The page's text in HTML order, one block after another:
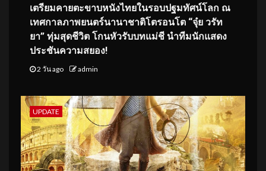
เตรียมคายตะขาบหนังไทยในรอบปฐมทัศน์โลก ณ
เทศกาลภาพยนตร์นานาชาติโตรอนโต “จุ๋ย วรัท
ยา” ทุ่มสุดชีวิต โกนหัวรับบทแม่ชี นำทีมนักแสดง
ประชันความสยอง!
2 วัน ago admin
UPDATE